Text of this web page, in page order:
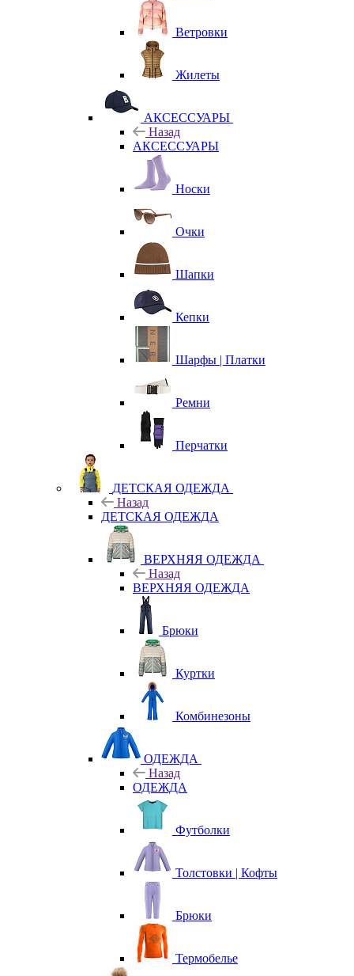
Ветровки
Жилеты
АКСЕССУАРЫ
Назад
АКСЕССУАРЫ
Носки
Очки
Шапки
Кепки
Шарфы | Платки
Ремни
Перчатки
ДЕТСКАЯ ОДЕЖДА
Назад
ДЕТСКАЯ ОДЕЖДА
ВЕРХНЯЯ ОДЕЖДА
Назад
ВЕРХНЯЯ ОДЕЖДА
Брюки
Куртки
Комбинезоны
ОДЕЖДА
Назад
ОДЕЖДА
Футболки
Толстовки | Кофты
Брюки
Термобелье